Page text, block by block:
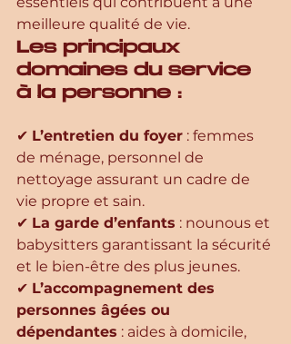
meilleure qualité de vie.
Les principaux
domaines du service
à la personne :
✔ L’entretien du foyer : femmes
de ménage, personnel de
nettoyage assurant un cadre de
vie propre et sain.
✔ La garde d’enfants : nounous et
babysitters garantissant la sécurité
et le bien-être des plus jeunes.
✔ L’accompagnement des
personnes âgées ou
dépendantes : aides à domicile,